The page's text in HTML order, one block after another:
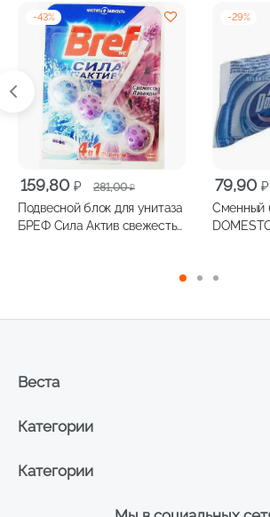
-43%
281,00₽
Первоначальная
цена
составляла
159,80 ₽
Текущая
цена:
159,80 ₽.
Подвесной блок для унитаза
БРЕФ Сила Актив свежесть
-29%
цена
79,90 ₽
Текущая
цена:
79,90 ₽.
Сменный
Категории
Категории
Веста